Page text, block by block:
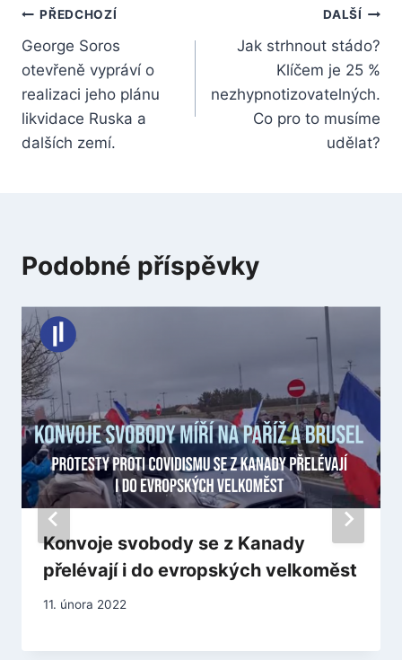
Navigace
pro
příspěvek
PŘEDCHOZÍ
George Soros
otevřeně vypráví o
realizaci jeho plánu
likvidace Ruska a
dalších zemí.
DALŠÍ
Jak strhnout stádo?
Klíčem je 25 %
nezhypnotizovatelných.
Co pro to musíme
udělat?
Podobné příspěvky
Konvoje svobody se z Kanady
přelévají i do evropských velkoměst
11. února 2022